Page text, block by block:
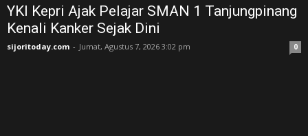
YKI Kepri Ajak Pelajar SMAN 1 Tanjungpinang
Kenali Kanker Sejak Dini
sijoritoday.com - Jumat, Agustus 7, 2026 3:02 pm 0